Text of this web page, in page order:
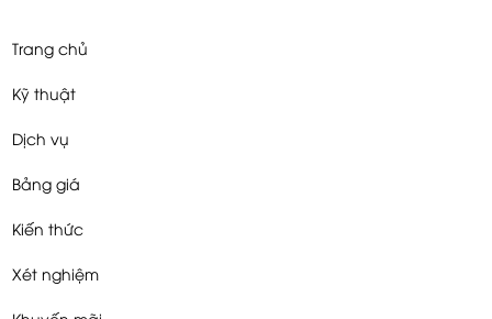
Trang chủ
Kỹ thuật
Dịch vụ
Bảng giá
Kiến thức
Xét nghiệm